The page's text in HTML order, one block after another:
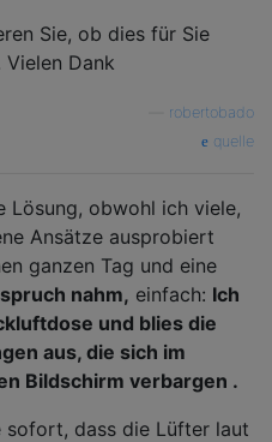
Sie, ob dies für Sie
Dank
robertobado
quelle
Lösung, obwohl ich viele,
Ansätze ausprobiert
ganzen Tag und eine
nahm, einfach: Ich
und blies die
aus, die sich im
Bildschirm verbargen .
sofort, dass die Lüfter laut